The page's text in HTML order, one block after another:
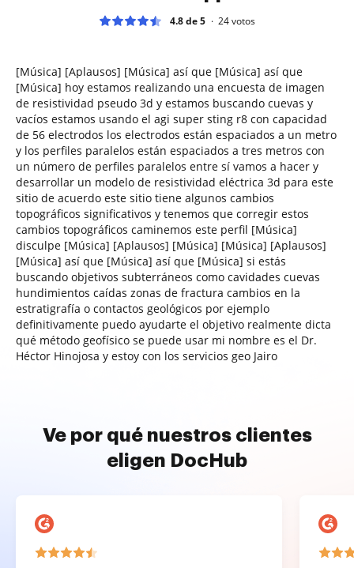
4.8 de 5 24votos
[Música] [Aplausos] [Música] así que [Música] así que
[Música] hoy estamos realizando una encuesta de imagen
de resistividad pseudo 3d y estamos buscando cuevas y
vacíos estamos usando el agi super sting r8 con capacidad
de 56 electrodos los electrodos están espaciados a un metro
y los perfiles paralelos están espaciados a tres metros con
un número de perfiles paralelos entre sí vamos a hacer y
desarrollar un modelo de resistividad eléctrica 3d para este
sitio de acuerdo este sitio tiene algunos cambios
topográficos significativos y tenemos que corregir estos
cambios topográficos caminemos este perfil [Música]
disculpe [Música] [Aplausos] [Música] [Música] [Aplausos]
[Música] así que [Música] así que [Música] si estás
buscando objetivos subterráneos como cavidades cuevas
hundimientos caídas zonas de fractura cambios en la
estratigrafía o contactos geológicos por ejemplo
definitivamente puedo ayudarte el objetivo realmente dicta
qué método geofísico se puede usar mi nombre es el Dr.
Héctor Hinojosa y estoy con los servicios geo Jairo
Ve por qué nuestros clientes
eligen DocHub